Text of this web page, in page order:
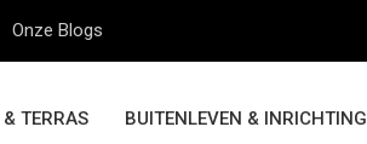
Onze Blogs
TERRAS BUITENLEVEN & INRICHTING